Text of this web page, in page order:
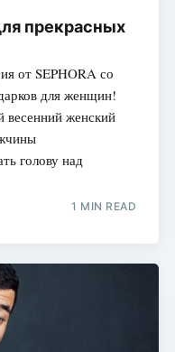
прекрасных
от SEPHORA со
для женщин!
весенний женский
голову над
1 MIN READ